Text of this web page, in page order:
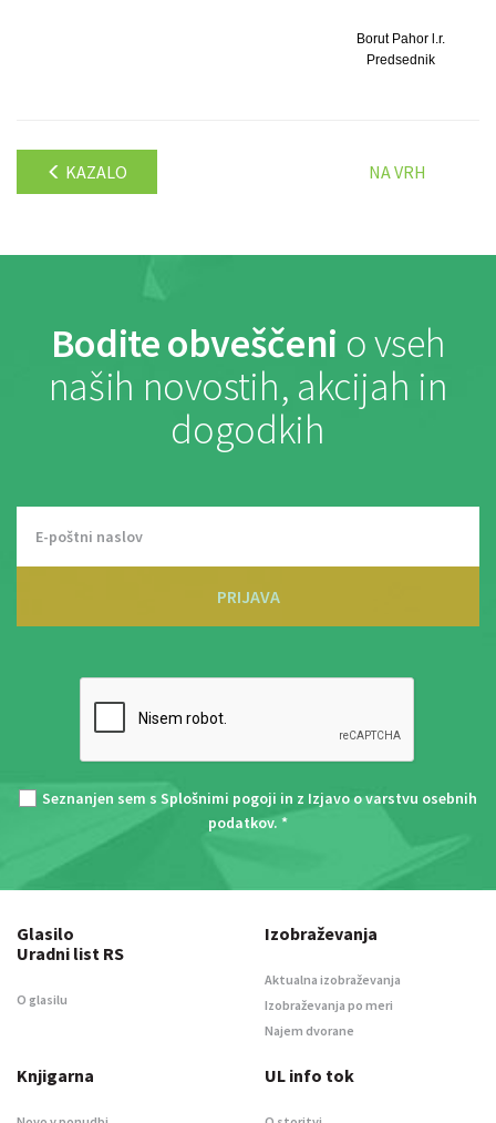
Borut Pahor l.r.
Predsednik
KAZALO NA VRH
Bodite obveščeni o vseh
naših novostih, akcijah in
dogodkih
PRIJAVA
Seznanjen sem s Splošnimi pogoji in z Izjavo o varstvu osebnih
podatkov. *
Glasilo
Uradni list RS
O glasilu
Izobraževanja
Aktualna izobraževanja
Izobraževanja po meri
Najem dvorane
Knjigarna UL info tok